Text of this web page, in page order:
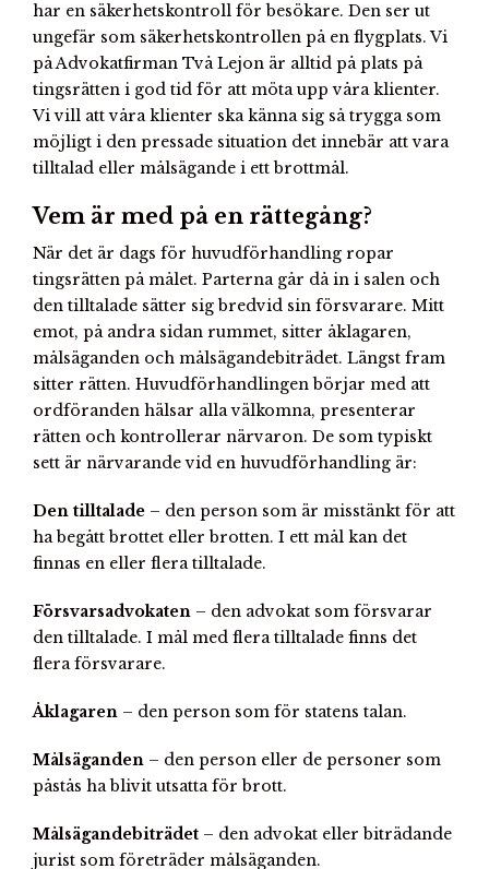
har en säkerhetskontroll för besökare. Den ser ut
ungefär som säkerhetskontrollen på en flygplats. Vi
på Advokatfirman Två Lejon är alltid på plats på
tingsrätten i god tid för att möta upp våra klienter.
Vi vill att våra klienter ska känna sig så trygga som
möjligt i den pressade situation det innebär att vara
tilltalad eller målsägande i ett brottmål.
Vem är med på en rättegång?
När det är dags för huvudförhandling ropar
tingsrätten på målet. Parterna går då in i salen och
den tilltalade sätter sig bredvid sin försvarare. Mitt
emot, på andra sidan rummet, sitter åklagaren,
målsäganden och målsägandebiträdet. Längst fram
sitter rätten. Huvudförhandlingen börjar med att
ordföranden hälsar alla välkomna, presenterar
rätten och kontrollerar närvaron. De som typiskt
sett är närvarande vid en huvudförhandling är:
Den tilltalade – den person som är misstänkt för att
ha begått brottet eller brotten. I ett mål kan det
finnas en eller flera tilltalade.
Försvarsadvokaten – den advokat som försvarar
den tilltalade. I mål med flera tilltalade finns det
flera försvarare.
Åklagaren – den person som för statens talan.
Målsäganden – den person eller de personer som
påstås ha blivit utsatta för brott.
Målsägandebiträdet – den advokat eller biträdande
jurist som företräder målsäganden.